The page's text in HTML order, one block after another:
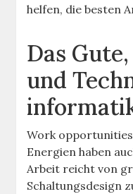
helfen, die besten
Das
und
Work
Energien haben
Arbeit reicht von
Schaltungsdesign